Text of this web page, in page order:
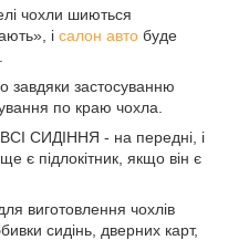
чохли шиються
і салон авто буде
завдяки застосуванню
по краю чохла.
ВСІ СИДІННЯ - на передні, і
є підлокітник, якщо він є
виготовлення чохлів
сидінь, дверних карт,